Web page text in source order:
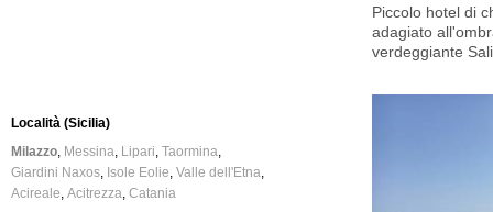
Piccolo hotel di
adagiato
verdeggiante
Località (Sicilia)
Milazzo Messina Lipari Taormina
Giardini Naxos
Isole Eolie Valle dell'Etna
Acireale Acitrezza Catania